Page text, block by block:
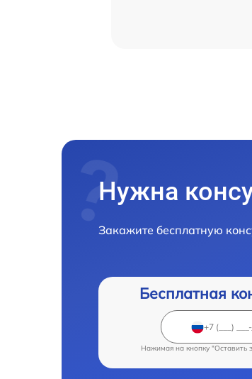
Нужна
Закажите бесплатную
Бесплатная
Нажимая на кнопку "Оставить